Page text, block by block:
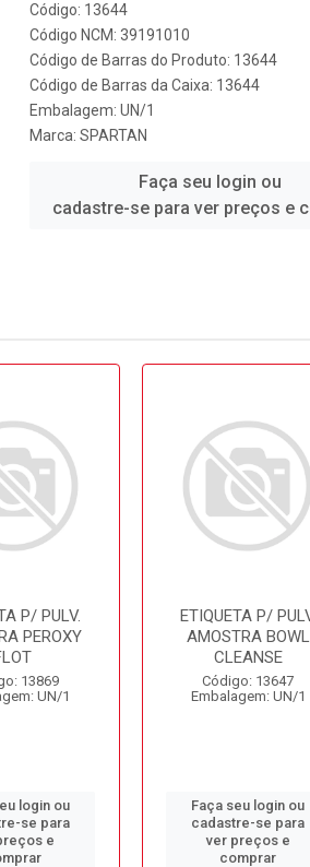
Código: 13644
Código NCM: 39191010
Código de Barras do Produto: 13644
Código de Barras da Caixa: 13644
Embalagem: UN/1
Marca: SPARTAN
Faça seu login ou
cadastre-se para ver preços e
P/ PULV.
PEROXY
13869
UN/1
login ou
se para
e
ETIQUETA P/
AMOSTRA BOWL
CLEANSE
Código: 13647
Embalagem: UN/1
Faça seu login ou
cadastre-se para
ver preços e
comprar